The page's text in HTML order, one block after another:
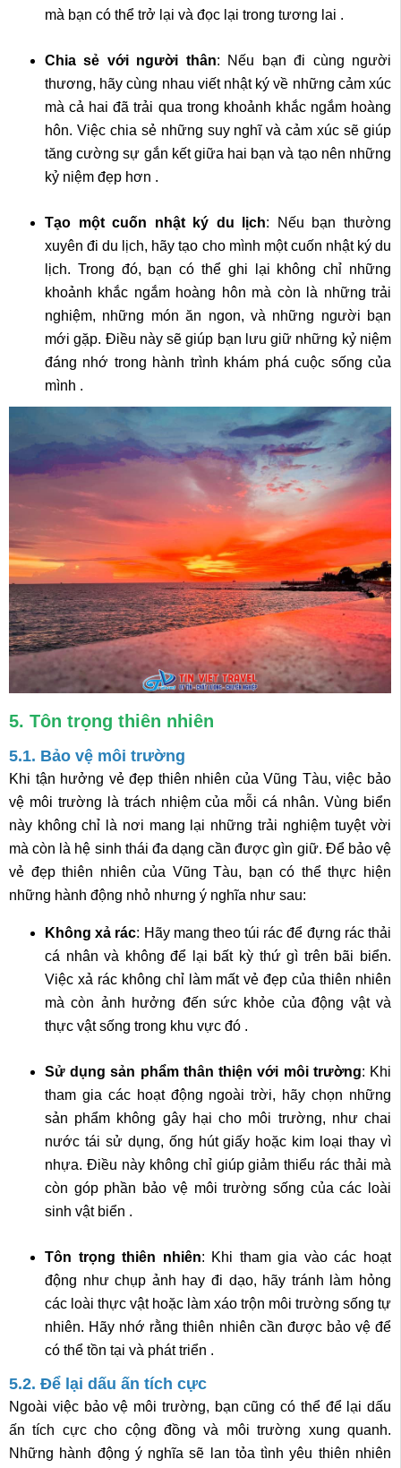
mà bạn có thể trở lại và đọc lại trong tương lai .
Chia sẻ với người thân: Nếu bạn đi cùng người
thương, hãy cùng nhau viết nhật ký về những cảm xúc
mà cả hai đã trải qua trong khoảnh khắc ngắm hoàng
hôn. Việc chia sẻ những suy nghĩ và cảm xúc sẽ giúp
tăng cường sự gắn kết giữa hai bạn và tạo nên những
kỷ niệm đẹp hơn .
Tạo một cuốn nhật ký du lịch: Nếu bạn thường
xuyên đi du lịch, hãy tạo cho mình một cuốn nhật ký du
lịch. Trong đó, bạn có thể ghi lại không chỉ những
khoảnh khắc ngắm hoàng hôn mà còn là những trải
nghiệm, những món ăn ngon, và những người bạn
mới gặp. Điều này sẽ giúp bạn lưu giữ những kỷ niệm
đáng nhớ trong hành trình khám phá cuộc sống của
mình .
5. Tôn trọng thiên nhiên
5.1. Bảo vệ môi trường
Khi tận hưởng vẻ đẹp thiên nhiên của Vũng Tàu, việc bảo
vệ môi trường là trách nhiệm của mỗi cá nhân. Vùng biển
này không chỉ là nơi mang lại những trải nghiệm tuyệt vời
mà còn là hệ sinh thái đa dạng cần được gìn giữ. Để bảo vệ
vẻ đẹp thiên nhiên của Vũng Tàu, bạn có thể thực hiện
những hành động nhỏ nhưng ý nghĩa như sau:
Không xả rác: Hãy mang theo túi rác để đựng rác thải
cá nhân và không để lại bất kỳ thứ gì trên bãi biển.
Việc xả rác không chỉ làm mất vẻ đẹp của thiên nhiên
mà còn ảnh hưởng đến sức khỏe của động vật và
thực vật sống trong khu vực đó .
Sử dụng sản phẩm thân thiện với môi trường: Khi
tham gia các hoạt động ngoài trời, hãy chọn những
sản phẩm không gây hại cho môi trường, như chai
nước tái sử dụng, ống hút giấy hoặc kim loại thay vì
nhựa. Điều này không chỉ giúp giảm thiểu rác thải mà
còn góp phần bảo vệ môi trường sống của các loài
sinh vật biển .
Tôn trọng thiên nhiên: Khi tham gia vào các hoạt
động như chụp ảnh hay đi dạo, hãy tránh làm hỏng
các loài thực vật hoặc làm xáo trộn môi trường sống tự
nhiên. Hãy nhớ rằng thiên nhiên cần được bảo vệ để
có thể tồn tại và phát triển .
5.2. Để lại dấu ấn tích cực
Ngoài việc bảo vệ môi trường, bạn cũng có thể để lại dấu
ấn tích cực cho cộng đồng và môi trường xung quanh.
Những hành động ý nghĩa sẽ lan tỏa tình yêu thiên nhiên